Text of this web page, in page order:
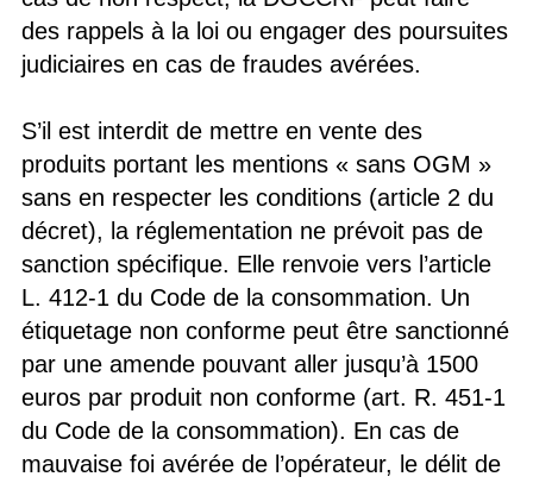
des rappels à la loi ou engager des poursuites
judiciaires en cas de fraudes avérées.
S’il est interdit de mettre en vente des
produits portant les mentions « sans OGM »
sans en respecter les conditions (article 2 du
décret), la réglementation ne prévoit pas de
sanction spécifique. Elle renvoie vers l’article
L. 412-1 du Code de la consommation. Un
étiquetage non conforme peut être sanctionné
par une amende pouvant aller jusqu’à 1500
euros par produit non conforme (art. R. 451-1
du Code de la consommation). En cas de
mauvaise foi avérée de l’opérateur, le délit de